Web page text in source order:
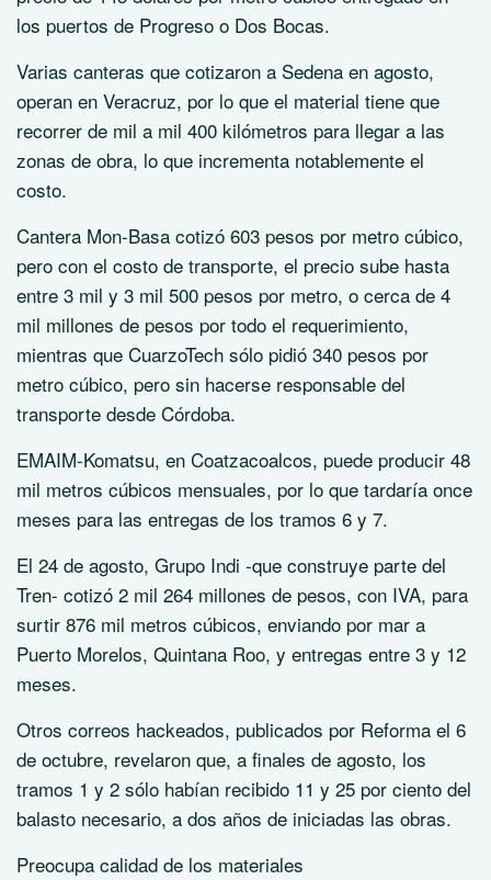
los puertos de Progreso o Dos Bocas.
Varias canteras que cotizaron a Sedena en agosto,
operan en Veracruz, por lo que el material tiene que
recorrer de mil a mil 400 kilómetros para llegar a las
zonas de obra, lo que incrementa notablemente el
costo.
Cantera Mon-Basa cotizó 603 pesos por metro cúbico,
pero con el costo de transporte, el precio sube hasta
entre 3 mil y 3 mil 500 pesos por metro, o cerca de 4
mil millones de pesos por todo el requerimiento,
mientras que CuarzoTech sólo pidió 340 pesos por
metro cúbico, pero sin hacerse responsable del
transporte desde Córdoba.
EMAIM-Komatsu, en Coatzacoalcos, puede producir 48
mil metros cúbicos mensuales, por lo que tardaría once
meses para las entregas de los tramos 6 y 7.
El 24 de agosto, Grupo Indi -que construye parte del
Tren- cotizó 2 mil 264 millones de pesos, con IVA, para
surtir 876 mil metros cúbicos, enviando por mar a
Puerto Morelos, Quintana Roo, y entregas entre 3 y 12
meses.
Otros correos hackeados, publicados por Reforma el 6
de octubre, revelaron que, a finales de agosto, los
tramos 1 y 2 sólo habían recibido 11 y 25 por ciento del
balasto necesario, a dos años de iniciadas las obras.
Preocupa calidad de los materiales